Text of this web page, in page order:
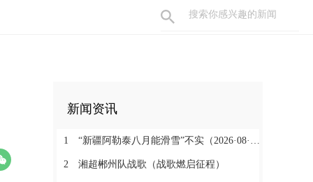
新闻资讯
1 “新疆阿勒泰八月能滑雪”不实（2026·08·07）
2 湘超郴州队战歌（战歌燃启征程）